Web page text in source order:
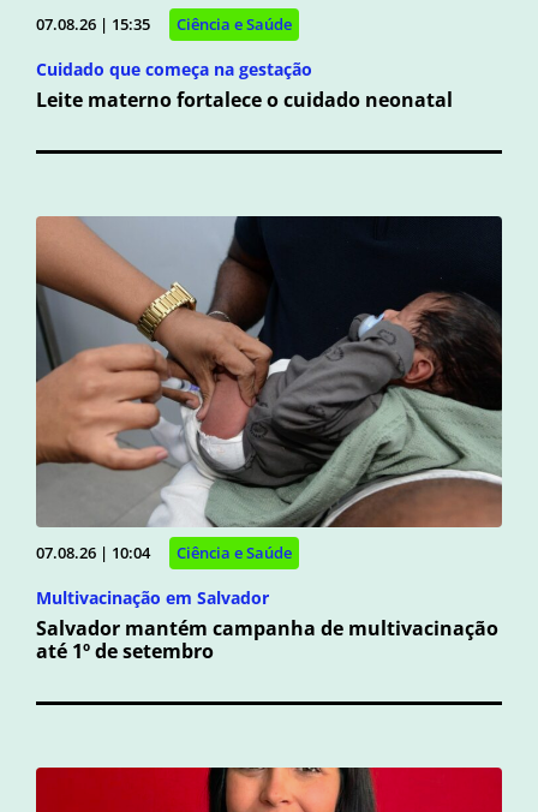
07.08.26 | 15:35 Ciência e Saúde
Cuidado que começa na gestação
Leite materno fortalece o cuidado neonatal
07.08.26 | 10:04 Ciência e Saúde
Multivacinação em Salvador
Salvador mantém campanha de multivacinação
até 1º de setembro